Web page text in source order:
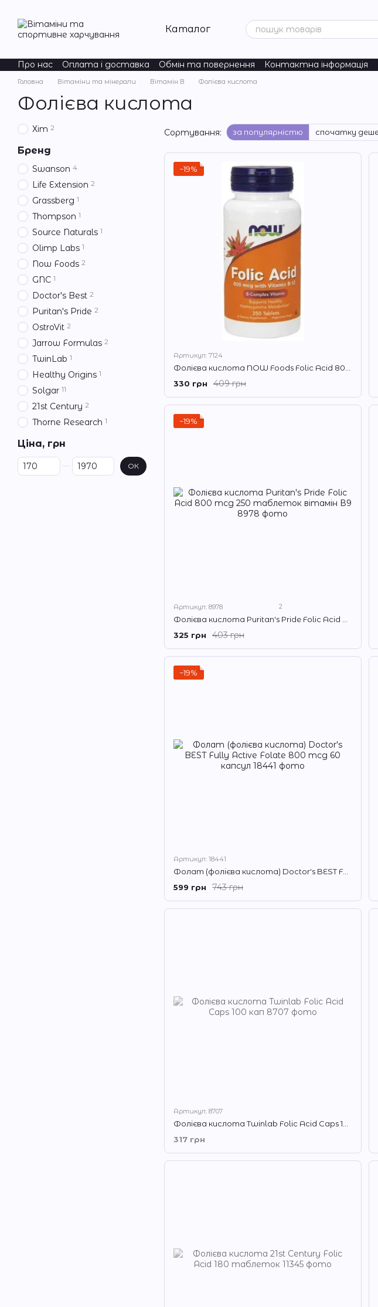
Каталог
Про нас Оплата і доставка Обмін та повернення Контактна інформація
ChildLife Essentials
Natural Factors Acure
Головна Вітаміни та мінерали Вітамін В Фолієва кислота
Фолієва кислота
Сортування: за популярністю спочатку
−19%
Артикул: 7124
409 грн
330 грн
−19%
Артикул: 8978 2
Фолієва кислота Puritan's Pride Folic Acid 800 mcg 250 таблеток вітамін В9
403 грн
325 грн
−19%
Артикул: 18441
743 грн
599 грн
Артикул: 8707
317 грн
Хіт 2
Бренд
Swanson 4
Life Extension 2
Grassberg 1
Thompson 1
Source Naturals 1
Olimp Labs 1
Now Foods 2
GNC 1
Doctor's Best 2
Puritan's Pride 2
OstroVit 2
Jarrow Formulas 2
TwinLab 1
Healthy Origins 1
Solgar 11
21st Century 2
Thorne Research 1
Ціна, грн
Від Ціна, грн
До Ціна, грн ОК